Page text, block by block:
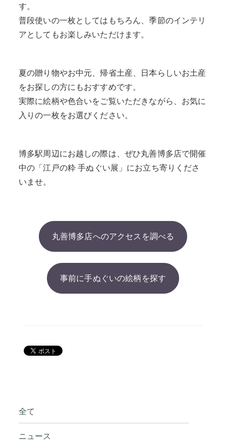
す。
普段使いの一枚としてはもちろん、季節のインテリ
アとしてもお楽しみいただけます。
夏の贈り物やお中元、帰省土産、日本らしいお土産
をお探しの方にもおすすめです。
実際に絵柄や色合いをご覧いただきながら、お気に
入りの一枚をお選びください。
博多駅周辺にお越しの際は、ぜひ丸善博多店で開催
中の「江戸の粋 手ぬぐい展」にお立ち寄りくださ
いませ。
丸善博多店へのアクセスを調べる
事前に手ぬぐいの絵柄を探す
全て
ニュース